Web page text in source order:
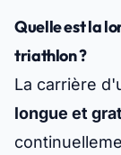
Quelle est la
triathlon ?
La carrière
longue et